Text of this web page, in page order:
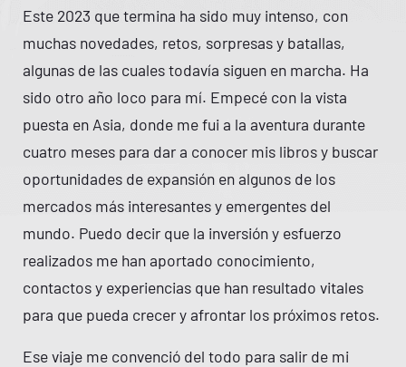
Este 2023 que termina ha sido muy intenso, con
muchas novedades, retos, sorpresas y batallas,
algunas de las cuales todavía siguen en marcha. Ha
sido otro año loco para mí. Empecé con la vista
puesta en Asia, donde me fui a la aventura durante
cuatro meses para dar a conocer mis libros y buscar
oportunidades de expansión en algunos de los
mercados más interesantes y emergentes del
mundo. Puedo decir que la inversión y esfuerzo
realizados me han aportado conocimiento,
contactos y experiencias que han resultado vitales
para que pueda crecer y afrontar los próximos retos.
Ese viaje me convenció del todo para salir de mi